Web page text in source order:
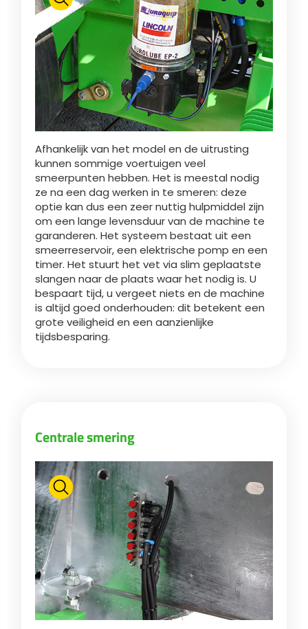
FAN SHOP
PARTS BOOK
JOBS
CONTACT
MyJOSKIN
Polski
Brochure downladen
Italiano
Dansk
Română
Suomi
Magyar
Slovenija
Lietuvių kalba
Česká republika
Srpski
Yкраїнська мова
Afhankelijk van het model en de uitrusting
kunnen sommige voertuigen veel
smeerpunten hebben. Het is meestal nodig
ze na een dag werken in te smeren: deze
optie kan dus een zeer nuttig hulpmiddel zijn
om een lange levensduur van de machine te
garanderen. Het systeem bestaat uit een
smeerreservoir, een elektrische pomp en een
timer. Het stuurt het vet via slim geplaatste
slangen naar de plaats waar het nodig is. U
bespaart tijd, u vergeet niets en de machine
is altijd goed onderhouden: dit betekent een
grote veiligheid en een aanzienlijke
tijdsbesparing.
Centrale smering